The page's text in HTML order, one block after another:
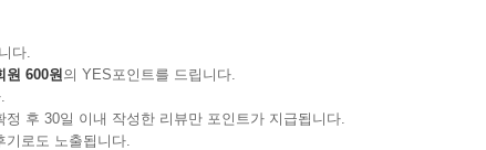
다.
원 600원의 YES포인트를 드립니다.
후 30일 이내 작성한 리뷰만 포인트가 지급됩니다.
기로도 노출됩니다.